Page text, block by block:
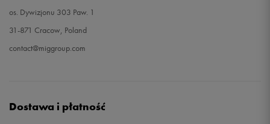
os. Dywizjonu 303 Paw. 1
31-871 Cracow, Poland
contact@miggroup.com
Dostawa i płatność